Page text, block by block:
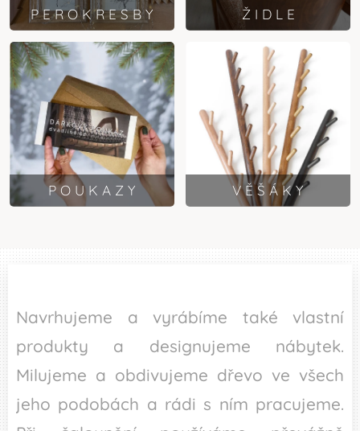
P E R O K R E S B Y Ž I D L E
P O U K A Z Y V Ě Š Á K Y
Navrhujeme a vyrábíme také vlastní
produkty a designujeme nábytek.
Milujeme a obdivujeme dřevo ve všech
jeho podobách a rádi s ním pracujeme.